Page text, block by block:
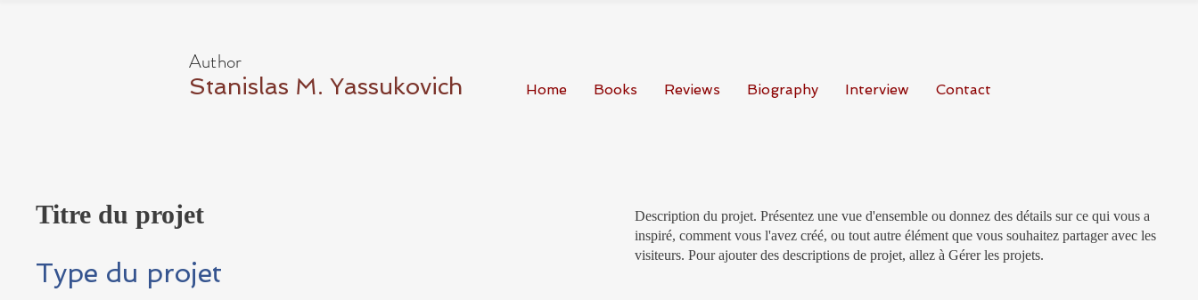
Stanislas M. Yassukovich Home Books Reviews Biography Interview Contact
Author
Titre du projet
Type du projet
Description du projet. Présentez une vue d'ensemble ou donnez des détails sur ce qui vous a
inspiré, comment vous l'avez créé, ou tout autre élément que vous souhaitez partager avec les
visiteurs. Pour ajouter des descriptions de projet, allez à Gérer les projets.